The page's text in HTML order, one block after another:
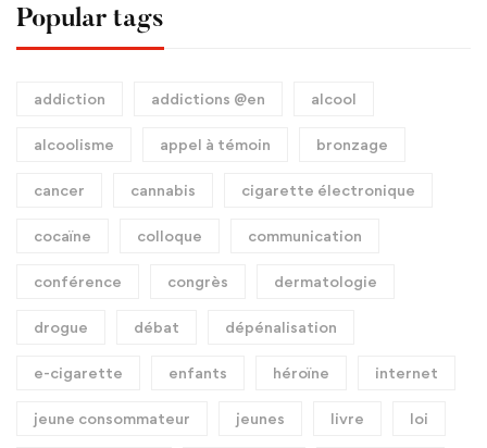
Popular tags
addiction addictions @en alcool
alcoolisme appel à témoin bronzage
cancer cannabis cigarette électronique
cocaïne colloque communication
conférence congrès dermatologie
drogue débat dépénalisation
e-cigarette enfants héroïne internet
jeune consommateur jeunes livre loi